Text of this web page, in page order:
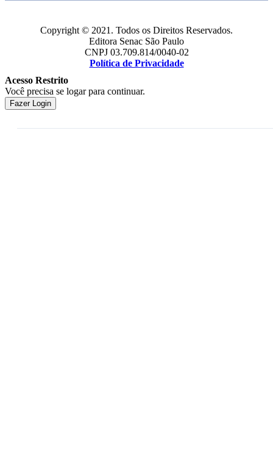
Copyright © 2021. Todos os Direitos Reservados.
Editora Senac São Paulo
CNPJ 03.709.814/0040-02
Política de Privacidade
Acesso Restrito
Você precisa se logar para continuar.
Fazer Login